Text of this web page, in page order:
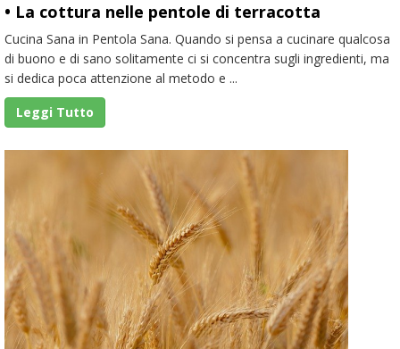
• La cottura nelle pentole di terracotta
Cucina Sana in Pentola Sana. Quando si pensa a cucinare qualcosa
di buono e di sano solitamente ci si concentra sugli ingredienti, ma
si dedica poca attenzione al metodo e ...
Leggi Tutto